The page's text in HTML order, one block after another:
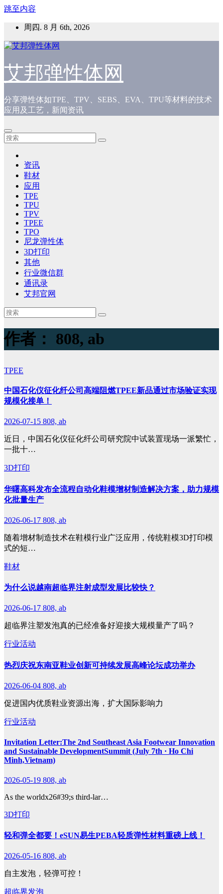
跳至内容
周四. 8 月 6th, 2026
艾邦弹性体网
分享弹性体如TPE、TPV、SEBS、EVA、TPU等材料的技术
应用及工艺，新闻资讯
资讯
鞋材
应用
TPE
TPU
TPV
TPEE
TPO
尼龙弹性体
3D打印
其他
行业微信群
通讯录
艾邦官网
作者： 808, ab
TPEE
中国石化仪征化纤公司高端阻燃TPEE新品通过市场验证实现
规模化接单！
2026-07-15 808, ab
近日，中国石化仪征化纤公司研究院中试装置现场一派繁忙，
一批十…
3D打印
华曙高科发布全流程自动化鞋模增材制造解决方案，助力规模
化批量生产
2026-06-17 808, ab
随着增材制造技术在鞋模行业广泛应用，传统鞋模3D打印模
式的短…
鞋材
为什么说越南超临界注射成型发展比较快？
2026-06-17 808, ab
超临界注塑发泡真的已经准备好迎接大规模量产了吗？
行业活动
热烈庆祝东南亚鞋业创新可持续发展高峰论坛成功举办
2026-06-04 808, ab
促进国内优质鞋业资源出海，扩大国际影响力
行业活动
Invitation Letter:The 2nd Southeast Asia Footwear Innovation
and Sustainable DevelopmentSummit (July 7th · Ho Chi
Minh,Vietnam)
2026-05-19 808, ab
As the worldx26#39;s third-lar…
3D打印
轻和弹全都要！eSUN易生PEBA轻质弹性材料重磅上线！
2026-05-16 808, ab
自主发泡，轻弹可控！
超临界发泡